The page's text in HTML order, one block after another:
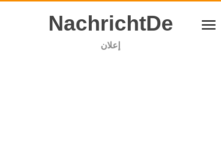
NachrichtDe
إعلان